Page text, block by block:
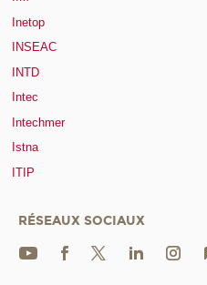
Inetop
INSEAC
INTD
Intec
Intechmer
Istna
ITIP
RÉSEAUX SOCIAUX